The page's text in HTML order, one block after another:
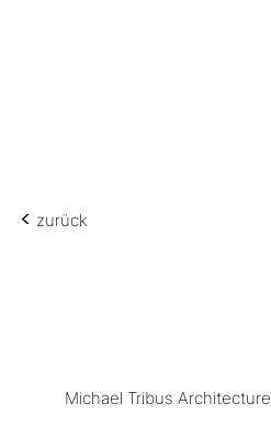
< zurück
Michael Tribus Architecture